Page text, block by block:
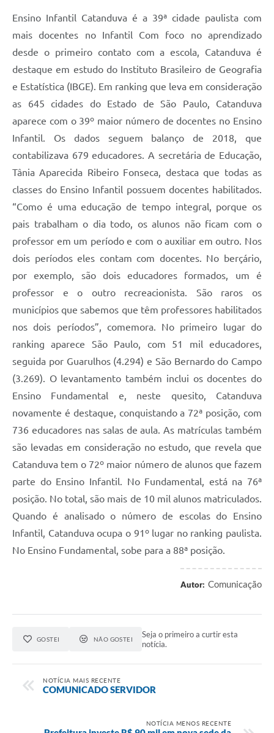
Ensino Infantil Catanduva é a 39ª cidade paulista com
mais docentes no Infantil Com foco no aprendizado
desde o primeiro contato com a escola, Catanduva é
destaque em estudo do Instituto Brasileiro de Geografia
e Estatística (IBGE). Em ranking que leva em consideração
as 645 cidades do Estado de São Paulo, Catanduva
aparece com o 39º maior número de docentes no Ensino
Infantil. Os dados seguem balanço de 2018, que
contabilizava 679 educadores. A secretária de Educação,
Tânia Aparecida Ribeiro Fonseca, destaca que todas as
classes do Ensino Infantil possuem docentes habilitados.
“Como é uma educação de tempo integral, porque os
pais trabalham o dia todo, os alunos não ficam com o
professor em um período e com o auxiliar em outro. Nos
dois períodos eles contam com docentes. No berçário,
por exemplo, são dois educadores formados, um é
professor e o outro recreacionista. São raros os
municípios que sabemos que têm professores habilitados
nos dois períodos”, comemora. No primeiro lugar do
ranking aparece São Paulo, com 51 mil educadores,
seguida por Guarulhos (4.294) e São Bernardo do Campo
(3.269). O levantamento também inclui os docentes do
Ensino Fundamental e, neste quesito, Catanduva
novamente é destaque, conquistando a 72ª posição, com
736 educadores nas salas de aula. As matrículas também
são levadas em consideração no estudo, que revela que
Catanduva tem o 72º maior número de alunos que fazem
parte do Ensino Infantil. No Fundamental, está na 76ª
posição. No total, são mais de 10 mil alunos matriculados.
Quando é analisado o número de escolas do Ensino
Infantil, Catanduva ocupa o 91º lugar no ranking paulista.
No Ensino Fundamental, sobe para a 88ª posição.
Autor: Comunicação
GOSTEI NÃO GOSTEI
Seja o primeiro a curtir esta
notícia.
NOTÍCIA MAIS RECENTE
COMUNICADO SERVIDOR
NOTÍCIA MENOS RECENTE